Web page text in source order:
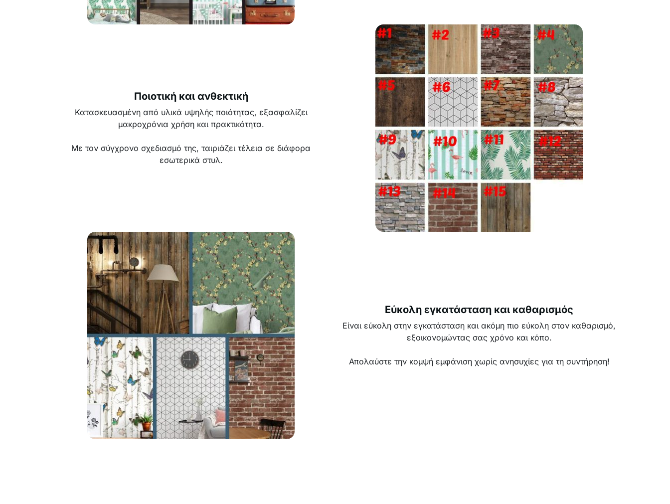
Ποιοτική και ανθεκτική
Κατασκευασμένη από υλικά υψηλής ποιότητας, εξασφαλίζει
μακροχρόνια χρήση και πρακτικότητα.
Με τον σύγχρονο σχεδιασμό της, ταιριάζει τέλεια σε διάφορα
εσωτερικά στυλ.
Εύκολη εγκατάσταση και καθαρισμός
Είναι εύκολη στην εγκατάσταση και ακόμη πιο εύκολη στον καθαρισμό,
εξοικονομώντας σας χρόνο και κόπο.
Απολαύστε την κομψή εμφάνιση χωρίς ανησυχίες για τη συντήρηση!